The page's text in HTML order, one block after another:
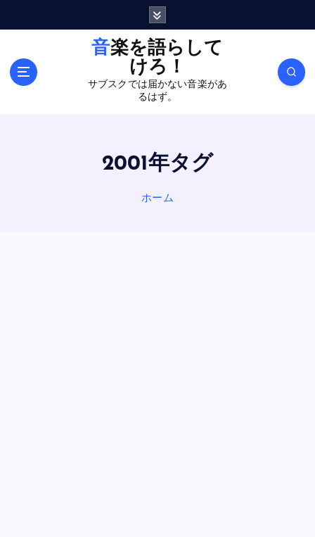
音楽を語らして
けろ！
サブスクでは届かない音楽があ
るはず。
2001年タグ
ホーム